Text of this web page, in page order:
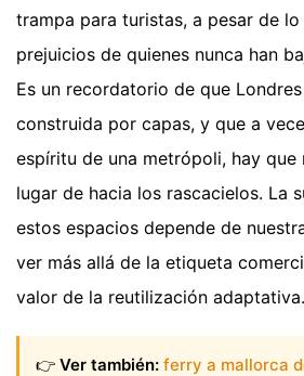
trampa para turistas, a pesar de
prejuicios de quienes nunca han
Es un recordatorio de que
construida por capas, y que a
espíritu de una metrópoli, hay que
lugar de hacia los rascacielos. La
estos espacios depende de
ver más allá de la etiqueta
valor de la reutilización adaptativa.
👉 Ver también: ferry a mallorca